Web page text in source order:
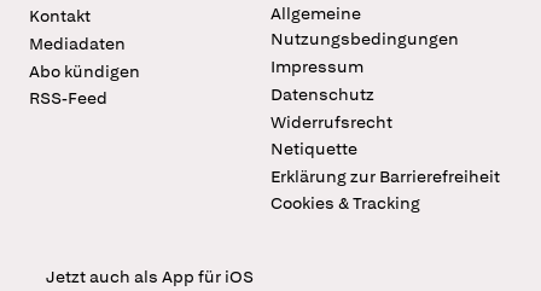
Kontakt
Mediadaten
Abo kündigen
RSS-Feed
Allgemeine
Nutzungsbedingungen
Impressum
Datenschutz
Widerrufsrecht
Netiquette
Erklärung zur Barrierefreiheit
Cookies & Tracking
Jetzt auch als App für iOS